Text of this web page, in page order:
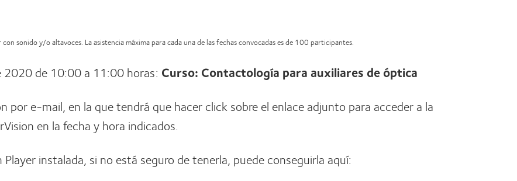
sonido y/o altavoces. La asistencia máxima para cada una de las fechas convocadas es de 100 participantes.
2020 de 10:00 a 11:00 horas: Curso: Contactología para auxiliares de óptica
por e-mail, en la que tendrá que hacer click sobre el enlace adjunto para acceder a la
en la fecha y hora indicados.
instalada, si no está seguro de tenerla, puede conseguirla aquí: